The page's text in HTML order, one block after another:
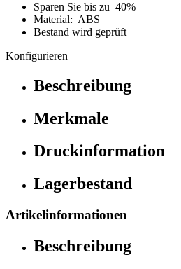
Sparen Sie bis zu 40%
Material: ABS
Bestand wird geprüft
Konfigurieren
Beschreibung
Merkmale
Druckinformation
Lagerbestand
Artikelinformationen
Beschreibung